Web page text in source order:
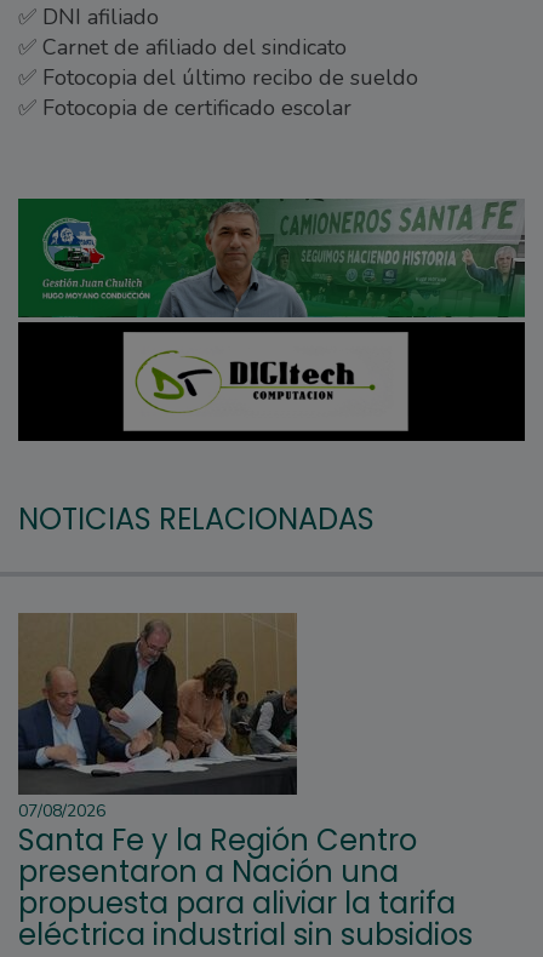
✅ DNI afiliado
✅ Carnet de afiliado del sindicato
✅ Fotocopia del último recibo de sueldo
✅ Fotocopia de certificado escolar
NOTICIAS RELACIONADAS
07/08/2026
Santa Fe y la Región Centro
presentaron a Nación una
propuesta para aliviar la tarifa
eléctrica industrial sin subsidios